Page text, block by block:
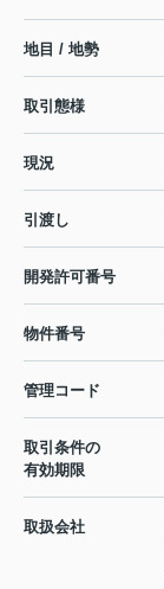
地目 / 地勢
取引態様
現況
引渡し
開発許可番号
物件番号
管理コード
取引条件の
有効期限
取扱会社